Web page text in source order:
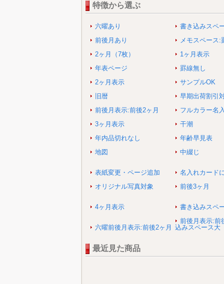
特徴から選ぶ
六曜あり
書き込みスペ
前後月あり
メモスペース:
2ヶ月（7枚）
1ヶ月表示
年表ページ
罫線無し
2ヶ月表示
サンプルOK
旧暦
早期出荷割引
前後月表示:前後2ヶ月
フルカラー名
3ヶ月表示
干潮
年内品切れなし
年齢早見表
地図
中綴じ
表紙変更・ページ追加
名入れカード
オリジナル写真対象
前後3ヶ月
4ヶ月表示 書き込みスペ
六曜前後月表示:前後2ヶ月
前後月表示:前
込みスペース大
最近見た商品